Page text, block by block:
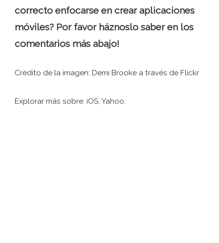
correcto enfocarse en crear aplicaciones
móviles? Por favor háznoslo saber en los
comentarios más abajo!
Crédito de la imagen: Demi Brooke a través de Flickr
Explorar más sobre: ​​iOS, Yahoo.